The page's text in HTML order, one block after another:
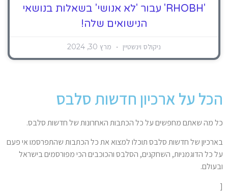
'RHOBH' עבור 'לא אנושי' בשאלות בנושאי
הנישואים שלה!
ניקולס וינשטיין מרץ 30, 2024
הכל על ארכיון חדשות סלבס
כל מה שאתם מחפשים על כל הכתבות האחרונות של חדשות סלבס.
בארכיון של חדשות סלבס תוכלו למצוא את כל הכתבות שהתפרסמו אי פעם
על כל הדוגמניות, השחקנים, הסלבס והכוכבים הכי מפורסמים בישראל
ובעולם.
[